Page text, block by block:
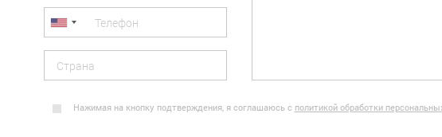
Нажимая на кнопку подтверждения, я соглашаюсь с политикой обработки